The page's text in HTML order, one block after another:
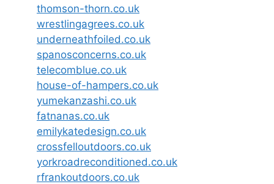
thomson-thorn.co.uk
wrestlingagrees.co.uk
underneathfoiled.co.uk
spanosconcerns.co.uk
telecomblue.co.uk
house-of-hampers.co.uk
yumekanzashi.co.uk
fatnanas.co.uk
emilykatedesign.co.uk
crossfelloutdoors.co.uk
yorkroadreconditioned.co.uk
rfrankoutdoors.co.uk